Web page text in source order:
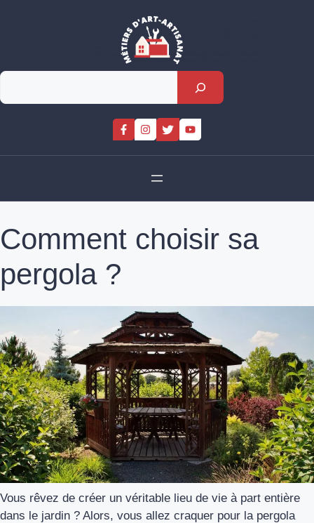
Rechercher
Comment choisir sa
pergola ?
Vous rêvez de créer un véritable lieu de vie à part entière
dans le jardin ? Alors, vous allez craquer pour la pergola